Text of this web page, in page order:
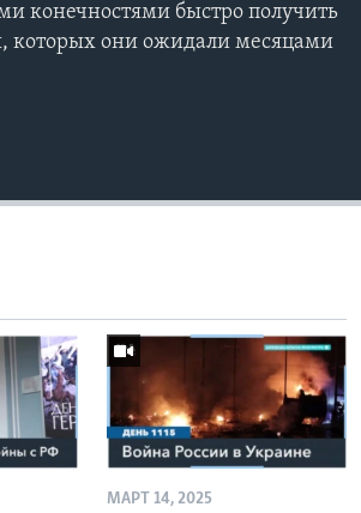
конечностями быстро получить
которых они ожидали месяцами
МАРТ 14, 2025